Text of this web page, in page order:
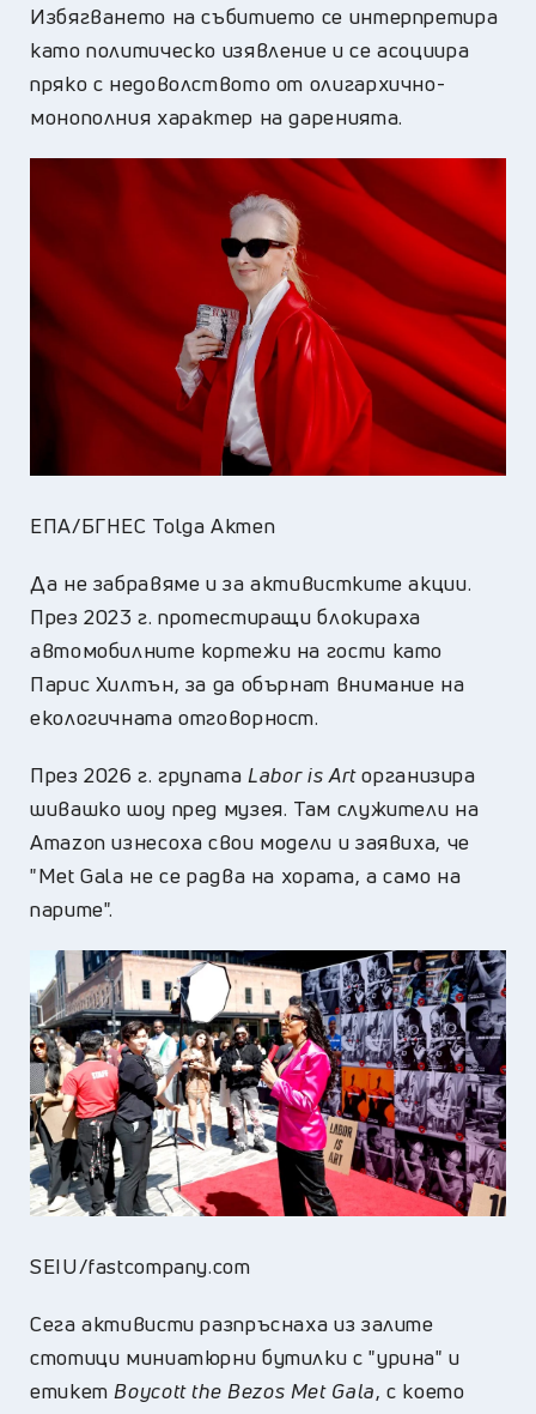
Избягването на събитието се интерпретира
като политическо изявление и се асоциира
пряко с недоволството от олигархично-
монополния характер на даренията.
ЕПА/БГНЕС Tolga Akmen
Да не забравяме и за активистките акции.
През 2023 г. протестиращи блокираха
автомобилните кортежи на гости като
Парис Хилтън, за да обърнат внимание на
екологичната отговорност.
През 2026 г. групатаLabor is Artорганизира
шивашко шоу пред музея. Там служители на
Amazon изнесоха свои модели и заявиха, че
"Met Gala не се радва на хората, а само на
парите".
SEIU/fastcompany.com
Сега активисти разпръснаха из залите
стотици миниатюрни бутилки с "урина" и
етикетBoycott the Bezos Met Gala, с което